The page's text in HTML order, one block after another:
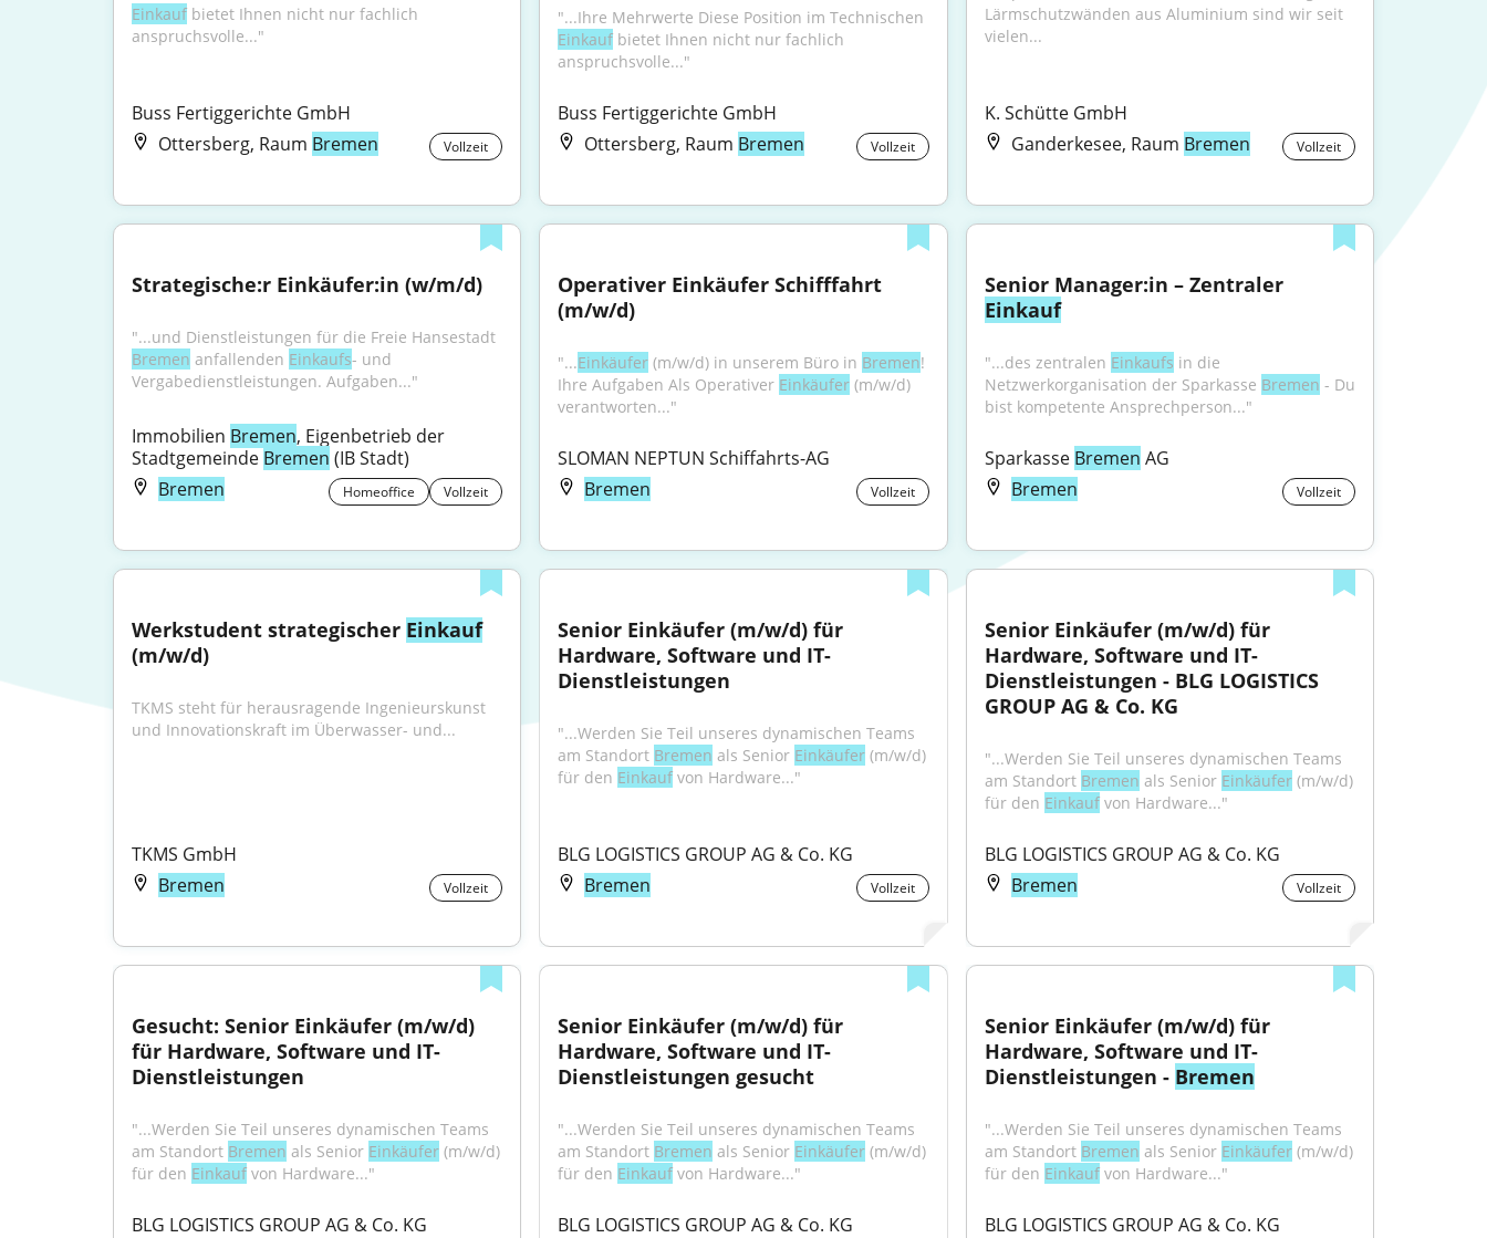
Einkauf bietet Ihnen nicht nur fachlich
anspruchsvolle..."
Buss Fertiggerichte GmbH
Ottersberg, Raum Bremen Vollzeit
Einkauf bietet Ihnen nicht nur fachlich
anspruchsvolle..."
Buss Fertiggerichte GmbH
Ottersberg, Raum Bremen Vollzeit
Lärmschutzwänden aus Aluminium sind wir seit
vielen...
K. Schütte GmbH
Ganderkesee, Raum Bremen Vollzeit
Strategische:r Einkäufer:in (w/m/d)
Bremen anfallenden Einkaufs- und
Vergabedienstleistungen. Aufgaben..."
Immobilien Bremen, Eigenbetrieb der
Stadtgemeinde Bremen (IB Stadt)
Bremen
Homeoffice Vollzeit
Operativer Einkäufer Schifffahrt
(m/w/d)
"...Einkäufer (m/w/d) in unserem Büro in Bremen!
Ihre Aufgaben Als Operativer Einkäufer (m/w/d)
verantworten..."
SLOMAN NEPTUN Schiffahrts-AG
Bremen
Vollzeit
Senior Manager:in – Zentraler
Einkauf
"...des zentralen Einkaufs in die
Netzwerkorganisation der Sparkasse Bremen - Du
bist kompetente Ansprechperson..."
Sparkasse Bremen AG
Bremen
Vollzeit
Werkstudent strategischer Einkauf
(m/w/d)
TKMS steht für herausragende Ingenieurskunst
und Innovationskraft im Überwasser- und...
TKMS GmbH
Bremen
Vollzeit
Senior Einkäufer (m/w/d) für
Hardware, Software und IT-
Dienstleistungen
"...Werden Sie Teil unseres dynamischen Teams
am Standort Bremen als Senior Einkäufer (m/w/d)
für den Einkauf von Hardware..."
BLG LOGISTICS GROUP AG & Co. KG
Bremen
Vollzeit
Senior Einkäufer (m/w/d) für
Hardware, Software und IT-
Dienstleistungen - BLG LOGISTICS
GROUP AG & Co. KG
"...Werden Sie Teil unseres dynamischen Teams
am Standort Bremen als Senior Einkäufer (m/w/d)
für den Einkauf von Hardware..."
BLG LOGISTICS GROUP AG & Co. KG
Bremen
Vollzeit
Gesucht: Senior Einkäufer (m/w/d)
für Hardware, Software und IT-
Dienstleistungen
"...Werden Sie Teil unseres dynamischen Teams
am Standort Bremen als Senior Einkäufer (m/w/d)
für den Einkauf von Hardware..."
BLG LOGISTICS GROUP AG & Co. KG
Senior Einkäufer (m/w/d) für
Hardware, Software und IT-
Dienstleistungen gesucht
"...Werden Sie Teil unseres dynamischen Teams
am Standort Bremen als Senior Einkäufer (m/w/d)
für den Einkauf von Hardware..."
BLG LOGISTICS GROUP AG & Co. KG
Senior Einkäufer (m/w/d) für
Hardware, Software und IT-
Dienstleistungen - Bremen
"...Werden Sie Teil unseres dynamischen Teams
am Standort Bremen als Senior Einkäufer (m/w/d)
für den Einkauf von Hardware..."
BLG LOGISTICS GROUP AG & Co. KG